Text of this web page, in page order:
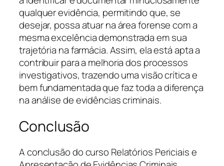
qualquer evidência, permitindo que, se
desejar, possa atuar na área forense com a
mesma excelência demonstrada em sua
trajetória na farmácia. Assim, ela está apta a
contribuir para a melhoria dos processos
investigativos, trazendo uma visão crítica e
bem fundamentada que faz toda a diferença
na análise de evidências criminais.
Conclusão
A conclusão do curso Relatórios Periciais e